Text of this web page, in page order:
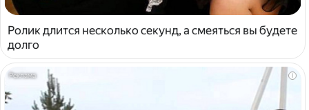
Ролик длится несколько секунд, а смеяться вы будете
долго
i